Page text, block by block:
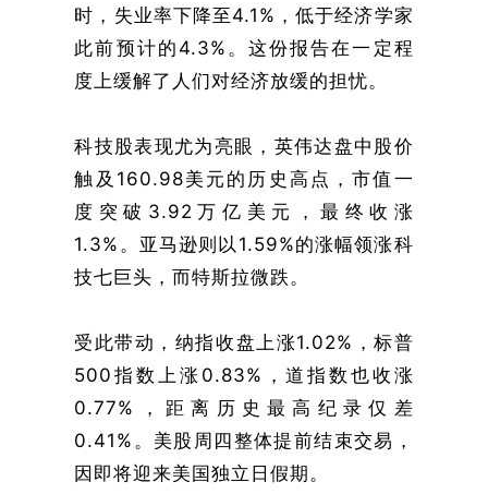
时，失业率下降至4.1%，低于经济学家
此前预计的4.3%。这份报告在一定程
度上缓解了人们对经济放缓的担忧。
科技股表现尤为亮眼，英伟达盘中股价
触及160.98美元的历史高点，市值一
度突破3.92万亿美元，最终收涨
1.3%。亚马逊则以1.59%的涨幅领涨科
技七巨头，而特斯拉微跌。
受此带动，纳指收盘上涨1.02%，标普
500指数上涨0.83%，道指数也收涨
0.77%，距离历史最高纪录仅差
0.41%。美股周四整体提前结束交易，
因即将迎来美国独立日假期。